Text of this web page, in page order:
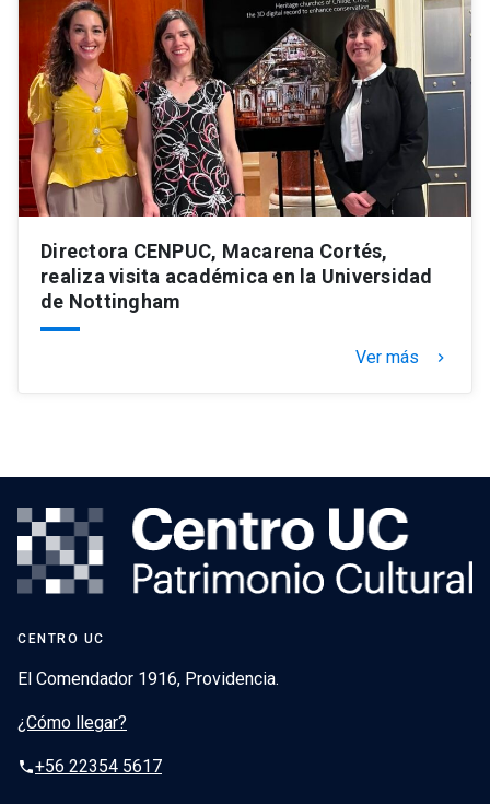
Directora CENPUC, Macarena Cortés,
realiza visita académica en la Universidad
de Nottingham
Ver más keyboard_arrow_right
CENTRO UC
El Comendador 1916, Providencia.
¿Cómo llegar?
phone+56 22354 5617